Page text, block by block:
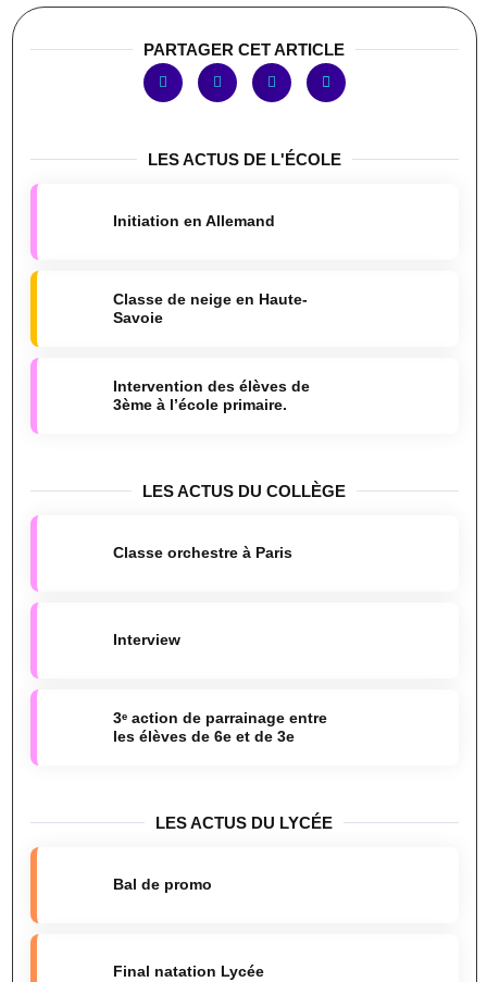
PARTAGER CET ARTICLE
LES ACTUS DE L'ÉCOLE
Initiation en Allemand
Classe de neige en Haute-
Savoie
Intervention des élèves de
3ème à l’école primaire.
LES ACTUS DU COLLÈGE
Classe orchestre à Paris
Interview
3ᵉ action de parrainage entre
les élèves de 6e et de 3e
LES ACTUS DU LYCÉE
Bal de promo
Final natation Lycée